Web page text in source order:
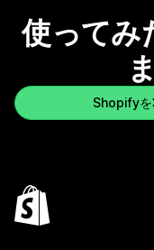
使ってみ
Shopifyを